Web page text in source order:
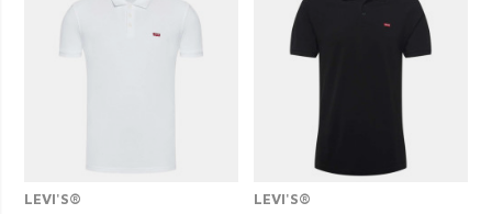
LEVI'S® LEVI'S®